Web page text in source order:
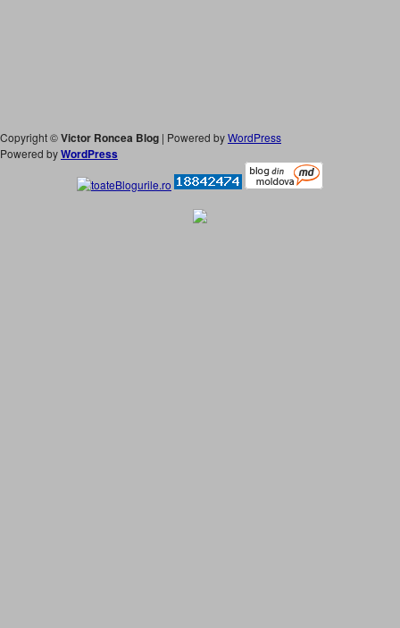
Copyright ©Victor Roncea Blog | Powered byWordPress
Powered byWordPress